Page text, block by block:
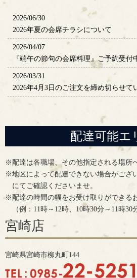
2026/06/30
2026年夏の会席チラシについて
2026/04/07
『端午の節句の会席料理』ご予約受付
2026/03/31
2026年4月3日のご注文を締め切らせて
配達可能エ
※配達は各職場、その他指定される場所
※地区によって配達できない場合がござ
にてご確認くださいませ。
※配達の時間の幅をお受け取りができる
（例：11時～12時、10時30分～11時30
宮崎店
宮崎県宮崎市柳丸町144